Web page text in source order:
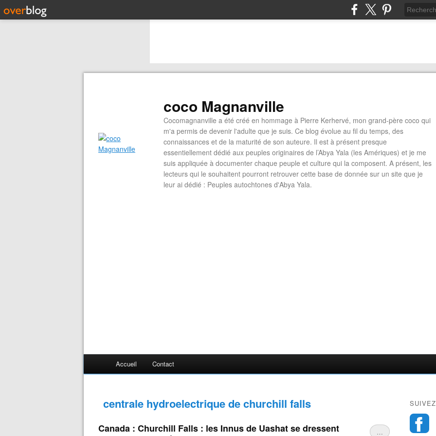
coco Magnanville
Cocomagnanville a été créé en hommage à Pierre Kerhervé, mon grand-père coco qui
m'a permis de devenir l'adulte que je suis. Ce blog évolue au fil du temps, des
connaissances et de la maturité de son auteure. Il est à présent presque
essentiellement dédié aux peuples originaires de l’Abya Yala (les Amériques) et je me
suis appliquée à documenter chaque peuple et culture qui la composent. A présent, les
lecteurs qui le souhaitent pourront retrouver cette base de donnée sur un site que je
leur ai dédié : Peuples autochtones d'Abya Yala.
Accueil Contact
centrale hydroelectrique de churchill falls
…
Canada : Churchill Falls : les Innus de Uashat se dressent